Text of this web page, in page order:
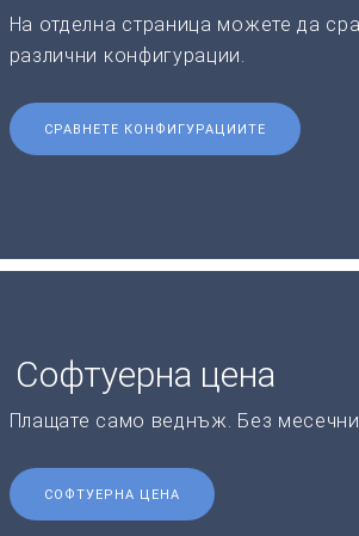
На отделна страница можете да
различни конфигурации.
СРАВНЕТЕ КОНФИГУРАЦИИТЕ
Софтуерна цена
Плащате само веднъж. Без
СОФТУЕРНА ЦЕНА